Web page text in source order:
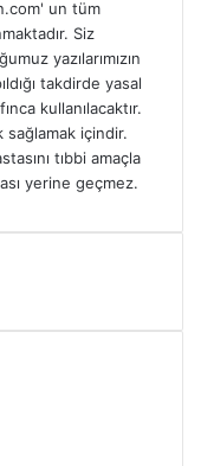
un tüm
Siz
yazılarımızın
takdirde yasal
kullanılacaktır.
içindir.
tıbbi amaçla
yerine geçmez.